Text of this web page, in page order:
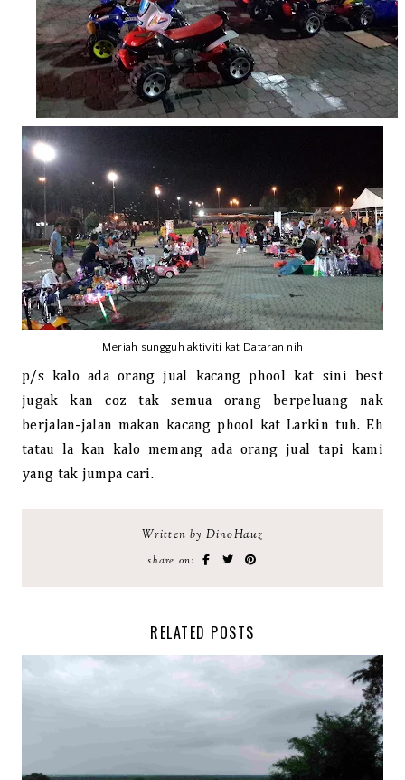
Meriah sungguh aktiviti kat Dataran nih
p/s kalo ada orang jual kacang phool kat sini best
jugak kan coz tak semua orang berpeluang nak
berjalan-jalan makan kacang phool kat Larkin tuh. Eh
tatau la kan kalo memang ada orang jual tapi kami
yang tak jumpa cari.
Written by DinoHauz
share on:
RELATED POSTS